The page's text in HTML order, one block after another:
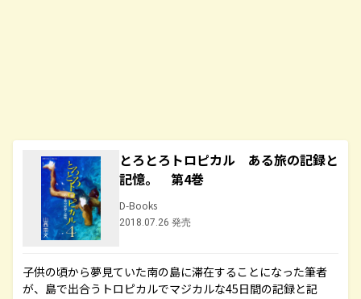
とろとろトロピカル ある旅の記録と
記憶。 第4巻
D-Books
2018.07.26 発売
子供の頃から夢見ていた南の島に滞在することになった筆者
が、島で出合うトロピカルでマジカルな45日間の記録と記